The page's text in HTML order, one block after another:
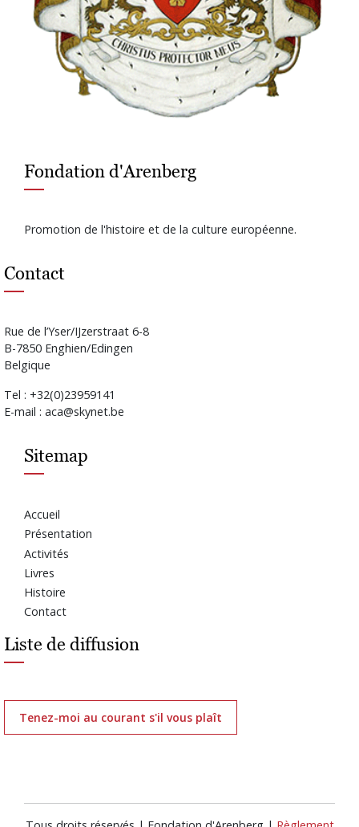
Fondation d'Arenberg
Promotion de l'histoire et de la culture européenne.
Contact
Rue de l’Yser/IJzerstraat 6-8
B-7850 Enghien/Edingen
Belgique
Tel : +32(0)23959141
E-mail : aca@skynet.be
Sitemap
Accueil
Présentation
Activités
Livres
Histoire
Contact
Liste de diffusion
Tenez-moi au courant s'il vous plaît